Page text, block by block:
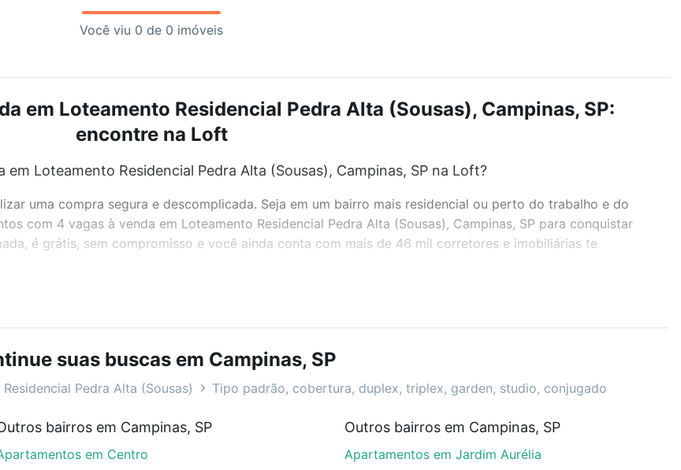
Você viu 0 de 0 imóveis
em Loteamento Residencial Pedra Alta (Sousas), Campinas, SP:
encontre na Loft
Loteamento Residencial Pedra Alta (Sousas), Campinas, SP na Loft?
uma compra segura e descomplicada. Seja em um bairro mais residencial ou perto do trabalho e do
com 4 vagas à venda em Loteamento Residencial Pedra Alta (Sousas), Campinas, SP para conquistar
é grátis, sem compromisso e você ainda conta com mais de 46 mil corretores e imobiliárias te
e até condomínios favoritos. Você também pode usar os filtros como quantidade de quartos, suítes, com
o preço, metragem e comodidades, como piscina, academia, salão de festas ou área verde e encontrar
Pedra Alta (Sousas), Campinas, SP ideal para você na Loft.
com 4 vagas à venda em Loteamento Residencial Pedra Alta (Sousas), Campinas, SP que custam a
as parcelas podem se adequar ao seu orçamento. Se ainda tem alguma dúvida dos custos envolvidos
suas buscas em Campinas, SP
Pedra Alta (Sousas) Tipo padrão, cobertura, duplex, triplex, garden, studio, conjugado
bairros em Campinas, SP
em Centro
Outros bairros em Campinas, SP
Apartamentos em Jardim Aurélia